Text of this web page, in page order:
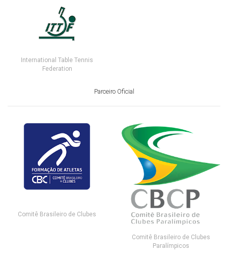
International Table Tennis
Federation
Parceiro Oficial
Comitê Brasileiro de Clubes
Comitê Brasileiro de Clubes
Paralímpicos